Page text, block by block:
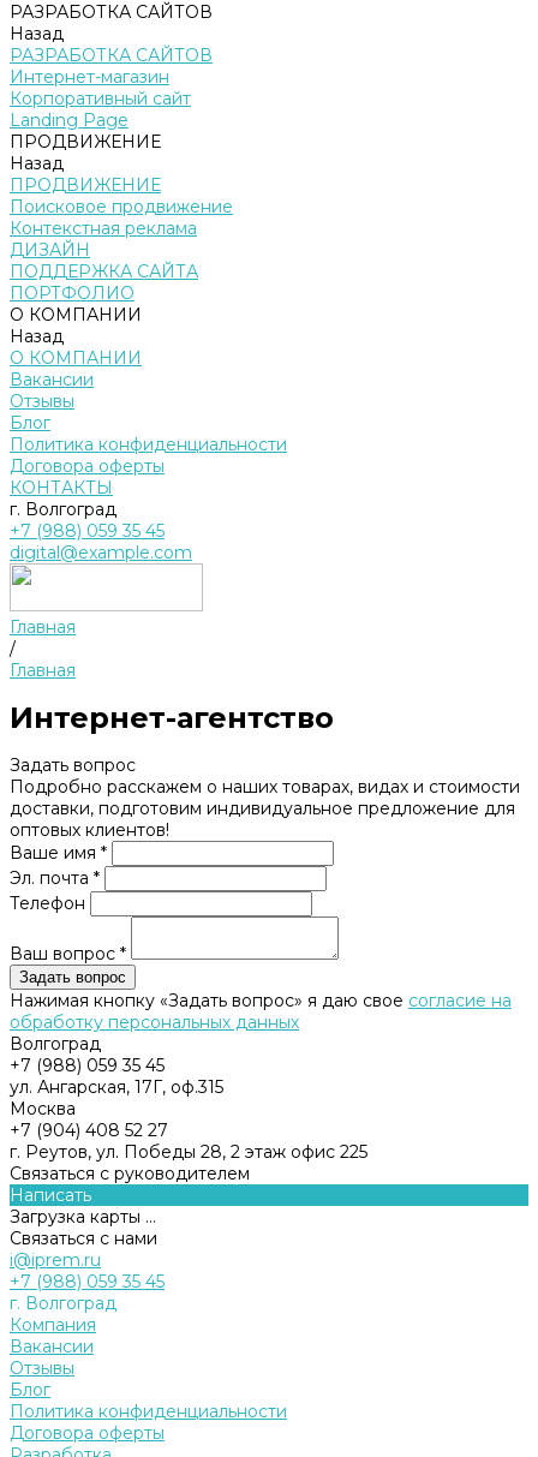
РАЗРАБОТКА САЙТОВ
Назад
РАЗРАБОТКА САЙТОВ
Интернет-магазин
Корпоративный сайт
Landing Page
ПРОДВИЖЕНИЕ
Назад
ПРОДВИЖЕНИЕ
Поисковое продвижение
Контекстная реклама
ДИЗАЙН
ПОДДЕРЖКА САЙТА
ПОРТФОЛИО
О КОМПАНИИ
Назад
О КОМПАНИИ
Вакансии
Отзывы
Блог
Политика конфиденциальности
Договора оферты
КОНТАКТЫ
г. Волгоград
+7 (988) 059 35 45
digital@example.com
Главная
/
Главная
Интернет-агентство
Задать вопрос
Подробно расскажем о наших товарах, видах и стоимости
доставки, подготовим индивидуальное предложение для
оптовых клиентов!
Ваше имя *
Эл. почта *
Телефон
Ваш вопрос *
Нажимая кнопку «Задать вопрос» я даю свое согласие на
обработку персональных данных
Волгоград
+7 (988) 059 35 45
ул. Ангарская, 17Г, оф.315
Москва
+7 (904) 408 52 27
г. Реутов, ул. Победы 28, 2 этаж офис 225
Связаться с руководителем
Написать
Загрузка карты ...
Связаться с нами
i@iprem.ru
+7 (988) 059 35 45
г. Волгоград
Компания
Вакансии
Отзывы
Блог
Политика конфиденциальности
Договора оферты